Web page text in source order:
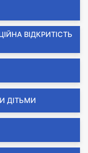
ВІДКРИТІСТЬ
ДІТЬМИ